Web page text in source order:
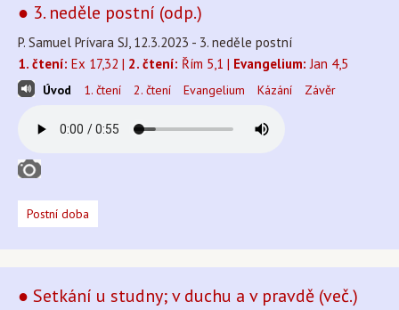
● 3. neděle postní (odp.)
P. Samuel Prívara SJ, 12.3.2023 - 3. neděle postní
1. čtení: Ex 17,32 | 2. čtení: Řím 5,1 | Evangelium: Jan 4,5
Úvod 1. čtení 2. čtení Evangelium Kázání Závěr
Postní doba
● Setkání u studny; v duchu a v pravdě (več.)